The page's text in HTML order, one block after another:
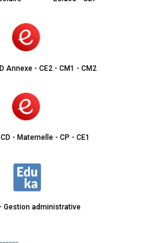
Annexe - CE2 - CM1 - CM2
- Maternelle - CP - CE1
Gestion administrative